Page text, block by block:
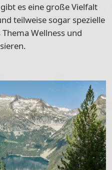
es eine große Vielfalt
teilweise sogar spezielle
Wellness und